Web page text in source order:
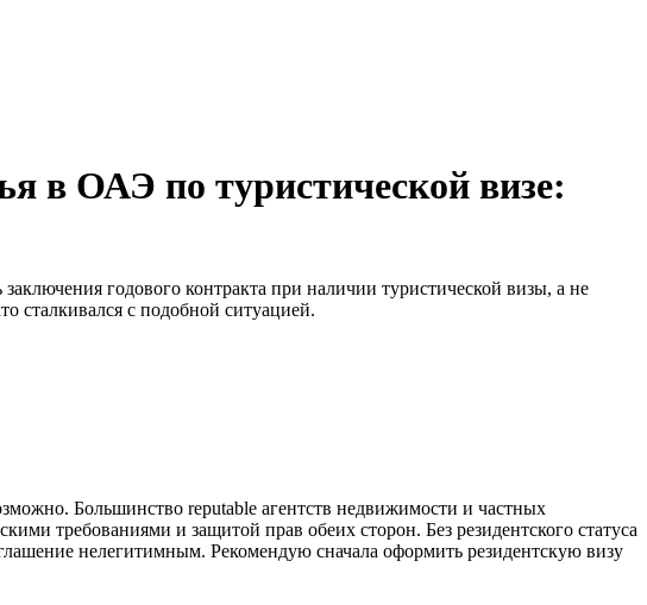
в ОАЭ по туристической визе:
годового контракта при наличии туристической визы, а не
сталкивался с подобной ситуацией.
Большинство reputable агентств недвижимости и частных
требованиями и защитой прав обеих сторон. Без резидентского статуса
нелегитимным. Рекомендую сначала оформить резидентскую визу